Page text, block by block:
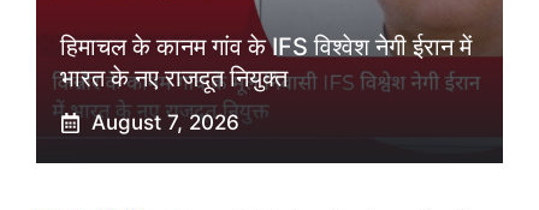
हिमाचल के कानम गांव के IFS विश्वेश नेगी ईरान में
भारत के नए राजदूत नियुक्त
August 7, 2026